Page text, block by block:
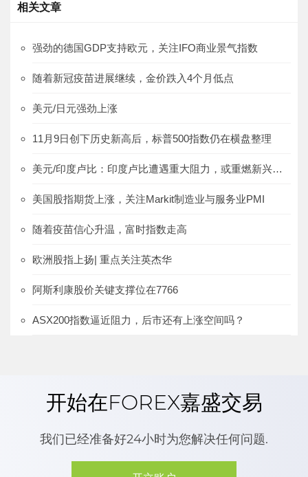
相关文章
强劲的德国GDP支持欧元，关注IFO商业景气指数
随着新冠疫苗进展继续，金价跌入4个月低点
美元/日元强劲上涨
11月9日创下历史新高后，标普500指数仍在横盘整理
美元/印度卢比：印度卢比遭遇重大阻力，或重燃新兴市场货币忧虑
美国股指期货上涨，关注Markit制造业与服务业PMI
随着疫苗信心升温，富时指数走高
欧洲股指上扬| 重点关注英杰华
阿斯利康股价关键支撑位在7766
ASX200指数逼近阻力，后市还有上涨空间吗？
开始在FOREX嘉盛交易
我们已经准备好24小时为您解决任何问题.